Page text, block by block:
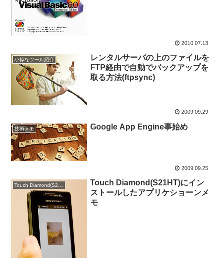
2010.07.13
小粋なツール紹介
レンタルサーバの上のファイルを
FTP経由で自動でバックアップを
取る方法(ftpsync)
2009.09.29
技術メモ Google App Engine事始め
2009.09.25
Touch Diamond(S21HT)にイン
ストールしたアプリケショーンメ
モ